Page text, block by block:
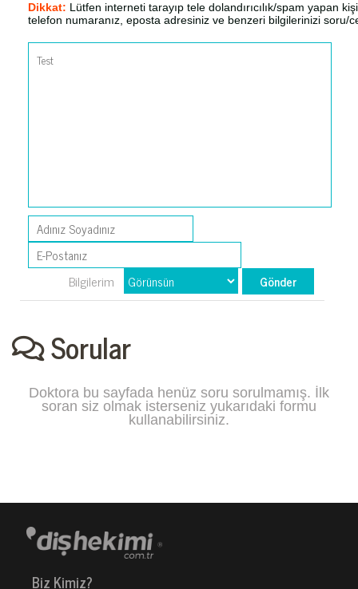
Dikkat: Lütfen interneti tarayıp tele dolandırıcılık/spam yapan
telefon numaranız, eposta adresiniz ve benzeri bilgilerinizi soru/
Bilgilerim
Sorular
Doktora bu sayfada henüz soru sorulmamış. İlk
soran siz olmak isterseniz yukarıdaki formu
kullanabilirsiniz.
Biz Kimiz?